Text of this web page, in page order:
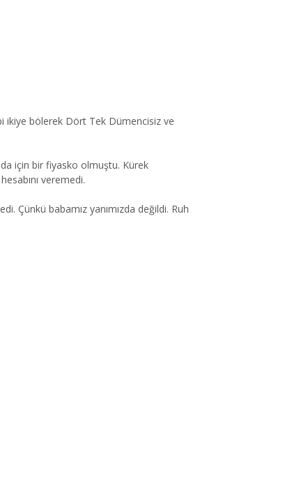
ikiye bölerek Dört Tek Dümencisiz ve
için bir fiyasko olmuştu. Kürek
veremedi.
Çünkü babamız yanımızda değildi. Ruh